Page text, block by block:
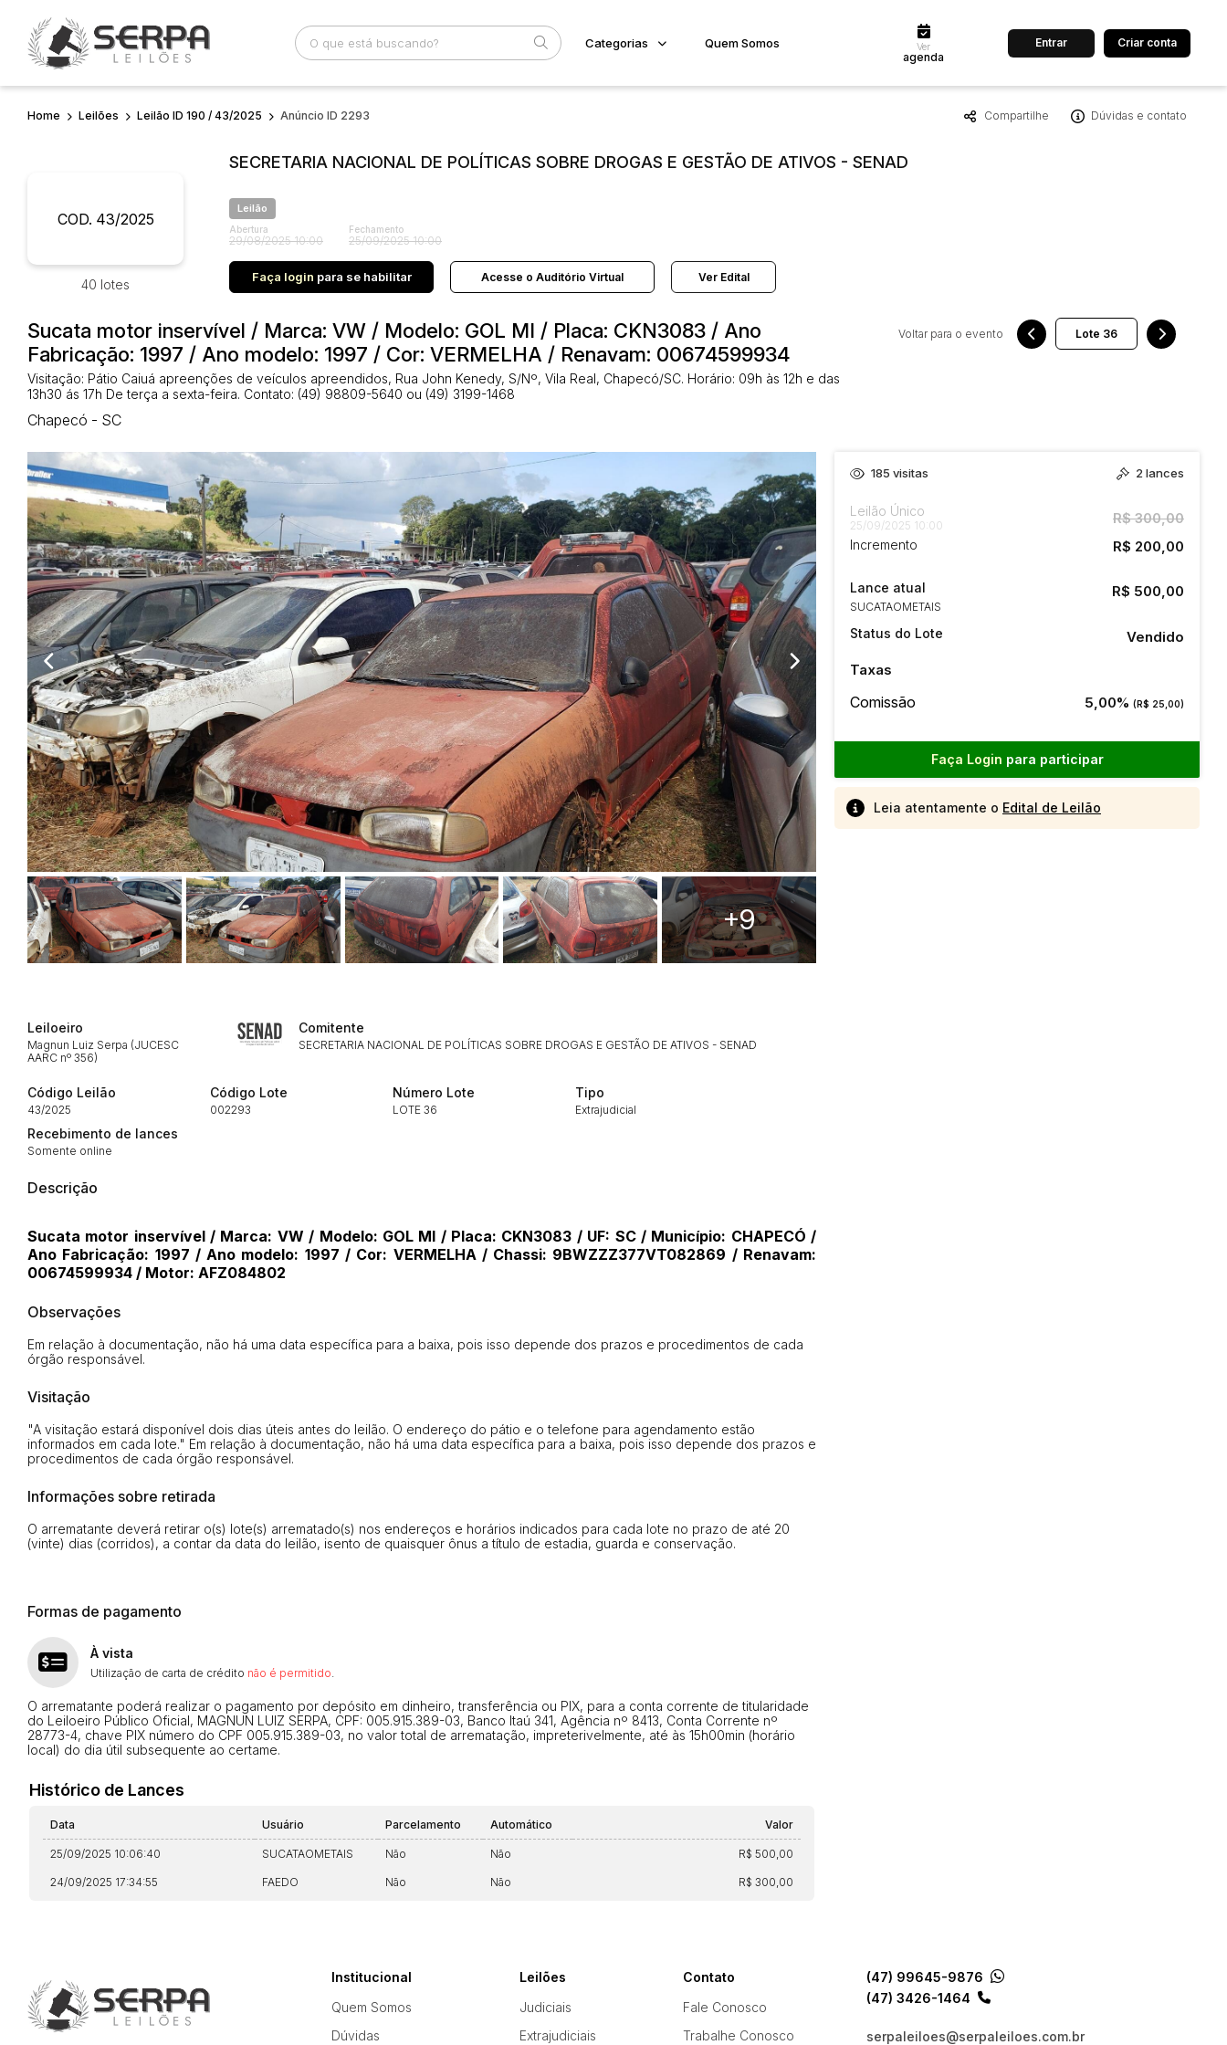
Busca por palavra-chave Categoria Cidade
Categorias
Imóveis
Carro
Quem Somos
Fale Conosco
Ver
agenda
Entrar Criar conta
Home Leilões Leilão ID 190 / 43/2025 Anúncio ID 2293 Compartilhe Dúvidas e contato
COD. 43/2025
40 lotes
SECRETARIA NACIONAL DE POLÍTICAS SOBRE DROGAS E GESTÃO DE ATIVOS - SENAD
Leilão
Abertura
29/08/2025 10:00
Fechamento
25/09/2025 10:00
Faça login para se habilitar Acesse o Auditório Virtual Ver Edital
Sucata motor inservível / Marca: VW / Modelo: GOL MI / Placa: CKN3083 / Ano
Fabricação: 1997 / Ano modelo: 1997 / Cor: VERMELHA / Renavam: 00674599934
Visitação: Pátio Caiuá apreenções de veículos apreendidos, Rua John Kenedy, S/Nº, Vila Real, Chapecó/SC. Horário: 09h às 12h e das
13h30 ás 17h De terça a sexta-feira. Contato: (49) 98809-5640 ou (49) 3199-1468
Chapecó - SC
Voltar para o evento
+9
185 visitas 2 lances
Leilão Único
25/09/2025 10:00 R$ 300,00
Incremento R$ 200,00
Lance atual
SUCATAOMETAIS
R$ 500,00
Status do Lote
Vendido
Taxas
Comissão 5,00% (R$ 25,00)
Faça Login para participar
Leia atentamente o Edital de Leilão
Leiloeiro
Magnun Luiz Serpa (JUCESC
AARC nº 356)
Comitente
SECRETARIA NACIONAL DE POLÍTICAS SOBRE DROGAS E GESTÃO DE ATIVOS - SENAD
Código Leilão
43/2025
Código Lote
002293
Número Lote
LOTE 36
Tipo
Extrajudicial
Recebimento de lances
Somente online
Descrição
Sucata motor inservível / Marca: VW / Modelo: GOL MI / Placa: CKN3083 / UF: SC / Município: CHAPECÓ /
Ano Fabricação: 1997 / Ano modelo: 1997 / Cor: VERMELHA / Chassi: 9BWZZZ377VT082869 / Renavam:
00674599934 / Motor: AFZ084802
Observações
Em relação à documentação, não há uma data específica para a baixa, pois isso depende dos prazos e procedimentos de cada
órgão responsável.
Visitação
"A visitação estará disponível dois dias úteis antes do leilão. O endereço do pátio e o telefone para agendamento estão
informados em cada lote." Em relação à documentação, não há uma data específica para a baixa, pois isso depende dos prazos e
procedimentos de cada órgão responsável.
Informações sobre retirada
O arrematante deverá retirar o(s) lote(s) arrematado(s) nos endereços e horários indicados para cada lote no prazo de até 20
(vinte) dias (corridos), a contar da data do leilão, isento de quaisquer ônus a título de estadia, guarda e conservação.
Formas de pagamento
À vista
Utilização de carta de crédito não é permitido.
O arrematante poderá realizar o pagamento por depósito em dinheiro, transferência ou PIX, para a conta corrente de titularidade
do Leiloeiro Público Oficial, MAGNUN LUIZ SERPA, CPF: 005.915.389-03, Banco Itaú 341, Agência nº 8413, Conta Corrente nº
28773-4, chave PIX número do CPF 005.915.389-03, no valor total de arrematação, impreterivelmente, até às 15h00min (horário
local) do dia útil subsequente ao certame.
Histórico de Lances
Data Usuário Parcelamento Automático Valor
25/09/2025 10:06:40 SUCATAOMETAIS Não Não R$ 500,00
24/09/2025 17:34:55 FAEDO Não Não R$ 300,00
14/04/2025 18:43:11 TIAGOFELIPE
Habilite-se para efetuar lances ou propostas
Institucional
Quem Somos
Dúvidas
Leilões
Judiciais
Extrajudiciais
Contato
Fale Conosco
Trabalhe Conosco
(47) 99645-9876
(47) 3426-1464
serpaleiloes@serpaleiloes.com.br